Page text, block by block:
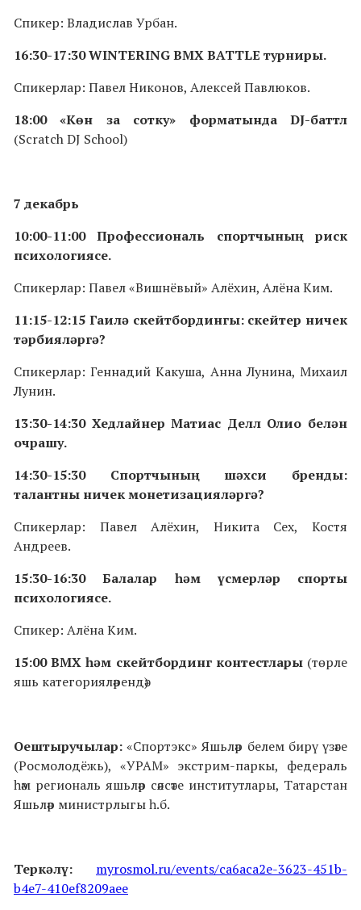
Спикер: Владислав Урбан.
16:30-17:30 WINTERING BMX BATTLE турниры.
Спикерлар: Павел Никонов, Алексей Павлюков.
18:00 «Көн за сотку» форматында DJ-баттл
(Scratch DJ School)
7 декабрь
10:00-11:00 Профессиональ спортчының риск
психологиясе.
Спикерлар: Павел «Вишнёвый» Алёхин, Алёна Ким.
11:15-12:15 Гаилә скейтбордингы: скейтер ничек
тәрбияләргә?
Спикерлар: Геннадий Какуша, Анна Лунина, Михаил
Лунин.
13:30-14:30 Хедлайнер Матиас Делл Олио белән
очрашу.
14:30-15:30 Спортчының шәхси бренды:
талантны ничек монетизацияләргә?
Спикерлар: Павел Алёхин, Никита Сех, Костя
Андреев.
15:30-16:30 Балалар һәм үсмерләр спорты
психологиясе.
Спикер: Алёна Ким.
15:00 BMX һәм скейтбординг контестлары(төрле
яшь категорияләрендә)
Оештыручылар: «Спортэкс» Яшьләр белем бирү үзәге
(Росмолодёжь), «УРАМ» экстрим-паркы, федераль
һәм региональ яшьләр сәясәте институтлары, Татарстан
Яшьләр министрлыгы һ.б.
Теркәлү:
myrosmol.ru/events/ca6aca2e-3623-451b-
b4e7-410ef8209aee